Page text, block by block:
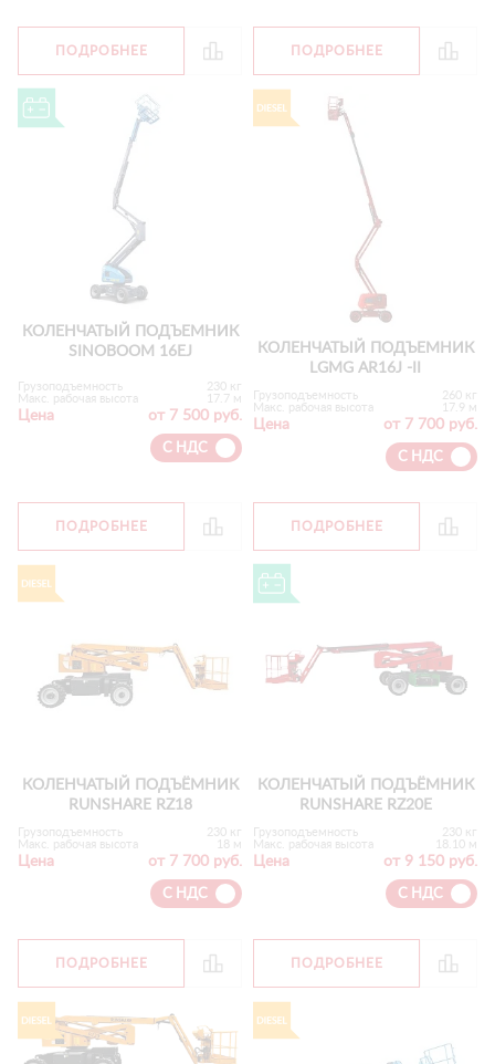
ПОДРОБНЕЕ ПОДРОБНЕЕ
КОЛЕНЧАТЫЙ ПОДЪЕМНИК
SINOBOOM 16EJ
Грузоподъемность
230 кг
Макс. рабочая высота
17.7 м
Цена от 7 500 руб.
С НДС
ПОДРОБНЕЕ
КОЛЕНЧАТЫЙ ПОДЪЕМНИК
LGMG AR16J -II
Грузоподъемность
260 кг
Макс. рабочая высота
17.9 м
Цена от 7 700 руб.
С НДС
ПОДРОБНЕЕ
КОЛЕНЧАТЫЙ ПОДЪЁМНИК
RUNSHARE RZ18
Грузоподъемность
230 кг
Макс. рабочая высота
18 м
Цена от 7 700 руб.
С НДС
ПОДРОБНЕЕ
КОЛЕНЧАТЫЙ ПОДЪЁМНИК
RUNSHARE RZ20E
Грузоподъемность
230 кг
Макс. рабочая высота
18.10 м
Цена от 9 150 руб.
С НДС
ПОДРОБНЕЕ